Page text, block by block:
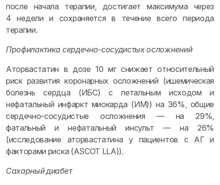
после начала терапии, достигает максимума через
4 недели и сохраняется в течение всего периода
терапии.
Профилактика сердечно-сосудистых осложнений
Аторвастатин в дозе 10 мг снижает относительный
риск развития коронарных осложнений (ишемическая
болезнь сердца (ИБС) с летальным исходом и
нефатальный инфаркт миокарда (ИМ)) на 36%, общие
сердечно-сосудистые осложнения — на 29%,
фатальный и нефатальный инсульт — на 26%
(исследование аторвастатина у пациентов с АГ и
факторами риска (ASCOT LLA)).
Сахарный диабет